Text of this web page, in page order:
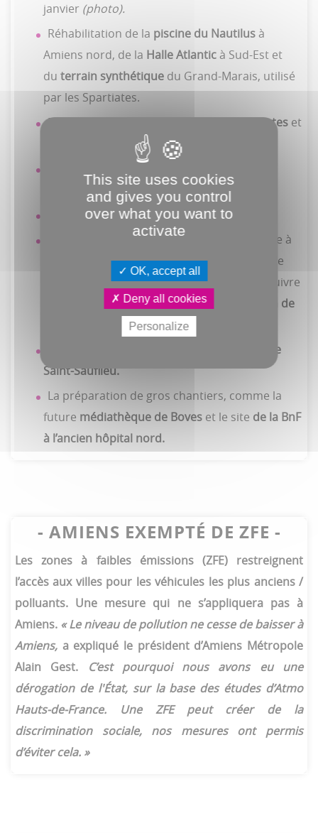
janvier (photo).
Réhabilitation de la piscine du Nautilusà
Amiens nord, de la Halle Atlanticà Sud-Est et
du terrain synthétique du Grand-Marais, utilisé
par les Spartiates.
Poursuite des travaux de
La Lune des pirates et
médiathèque d’Étouvie.
Freyssinet.
Ouverture de lapasserelle Samarobriva.
nouvelle station d’épuration
est prévue à
Saint-Fuscien et Sains-en-Amiénois. Ainsi que
travaux sur le réseau d’eau
pour poursuivre
la résorption des fuites, et lamodernisation de
la station d’Ambonne.
traversée de
Saint-Sauflieu.
La préparation de gros chantiers, comme la
future médiathèque de Boves et le site de la BnF
à l’ancien hôpital nord.
- AMIENS EXEMPTÉ DE ZFE -
Les zones à faibles émissions (ZFE) restreignent
l’accès aux villes pour les véhicules les plus anciens /
polluants. Une mesure qui ne s’appliquera pas à
Amiens. « Le niveau de pollution ne cesse de baisser à
Amiens, a expliqué le président d’Amiens Métropole
Alain Gest.
C’est pourquoi nous avons eu une
dérogation de l'État, sur la base des études d’Atmo
Hauts-de-France. Une ZFE peut créer de la
discrimination sociale, nos mesures ont permis
d’éviter cela. »
This site uses cookies
and gives you control
over what you want to
activate
OK, accept all
Deny all cookies
Personalize